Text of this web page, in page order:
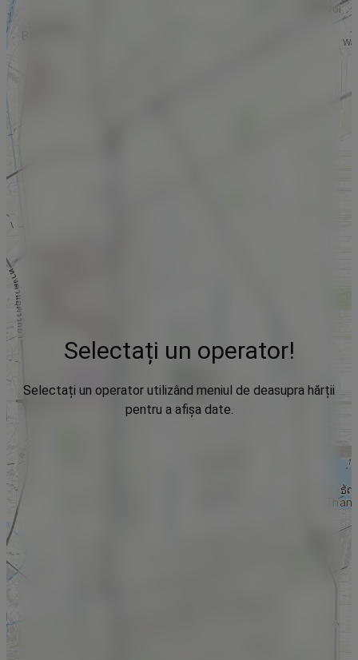
Selectați un operator!
Selectați un operator utilizând meniul de deasupra hărții
pentru a afișa date.